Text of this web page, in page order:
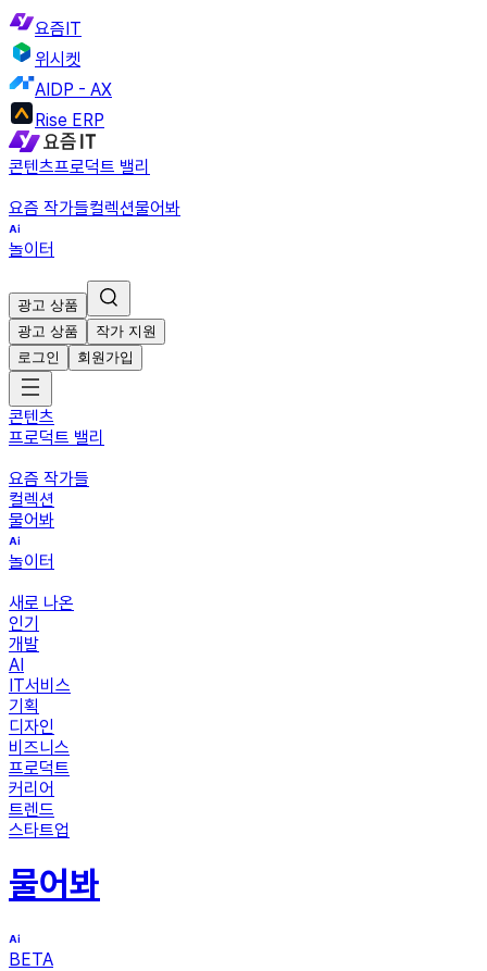
요즘IT
위시켓
AIDP - AX
Rise ERP
콘텐츠프로덕트 밸리
요즘 작가들컬렉션물어봐
놀이터
광고 상품
광고 상품
작가 지원
로그인
회원가입
콘텐츠
프로덕트 밸리
요즘 작가들
컬렉션
물어봐
놀이터
새로 나온
인기
개발
AI
IT서비스
기획
디자인
비즈니스
프로덕트
커리어
트렌드
스타트업
물어봐
BETA